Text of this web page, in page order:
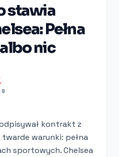
stawia
Pełna
nic
kontrakt z
twarde warunki: pełna
sportowych. Chelsea